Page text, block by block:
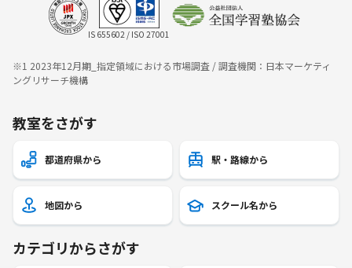
IS 655602 / ISO 27001
※1 2023年12月期_指定領域における市場調査 / 調査機関：日本マーケティ
ングリサーチ機構
教室をさがす
都道府県から 駅・路線から
地図から スクール名から
カテゴリからさがす